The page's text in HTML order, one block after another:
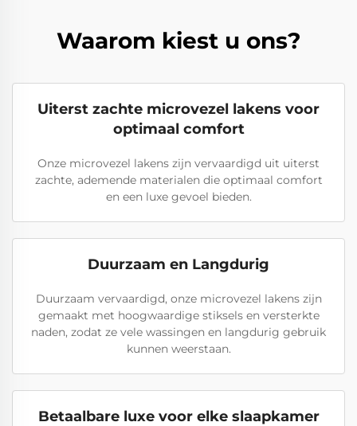
Waarom kiest u ons?
Uiterst zachte microvezel lakens voor
optimaal comfort
Onze microvezel lakens zijn vervaardigd uit uiterst
zachte, ademende materialen die optimaal comfort
en een luxe gevoel bieden.
Duurzaam en Langdurig
Duurzaam vervaardigd, onze microvezel lakens zijn
gemaakt met hoogwaardige stiksels en versterkte
naden, zodat ze vele wassingen en langdurig gebruik
kunnen weerstaan.
Betaalbare luxe voor elke slaapkamer